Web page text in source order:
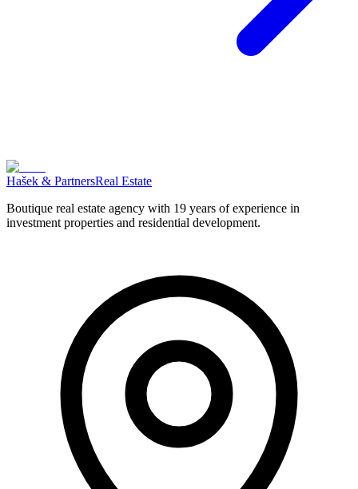
Hašek & PartnersReal Estate
Boutique real estate agency with 19 years of experience in
investment properties and residential development.